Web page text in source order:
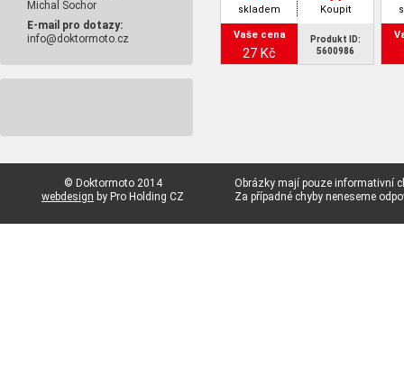
Michal Sochor
E-mail pro dotazy:
info@doktormoto.cz
skladem Koupit
Vaše cena
27 Kč
Produkt ID:
5600986
© Doktormoto 2014
webdesign by Pro Holding CZ
Obrázky mají pouze informativní
Za případné chyby neneseme